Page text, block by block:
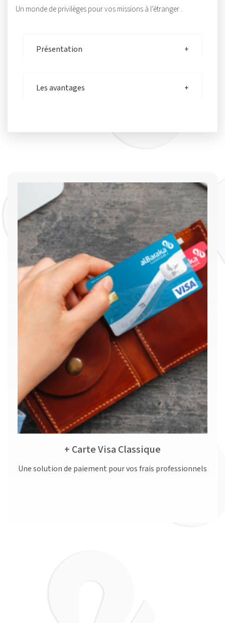
Un monde de privilèges pour vos missions à l’étranger .
Présentation
Les avantages
Carte Visa Classique +
Une solution de paiement pour vos frais professionnels